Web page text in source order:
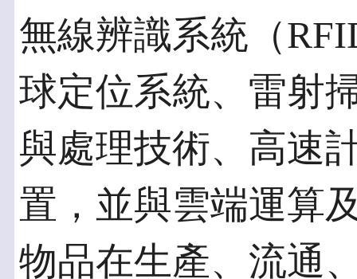
無線辨識系統（
球定位系統、雷射
與處理技術、高速
置，並與雲端運算
物品在生產、流通